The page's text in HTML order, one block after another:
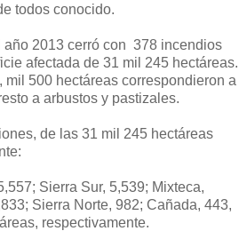
todos conocido.
año 2013 cerró con 378 incendios
afectada de 31 mil 245 hectáreas.
mil 500 hectáreas correspondieron a
a arbustos y pastizales.
de las 31 mil 245 hectáreas
Sierra Sur, 5,539; Mixteca,
Sierra Norte, 982; Cañada, 443,
respectivamente.